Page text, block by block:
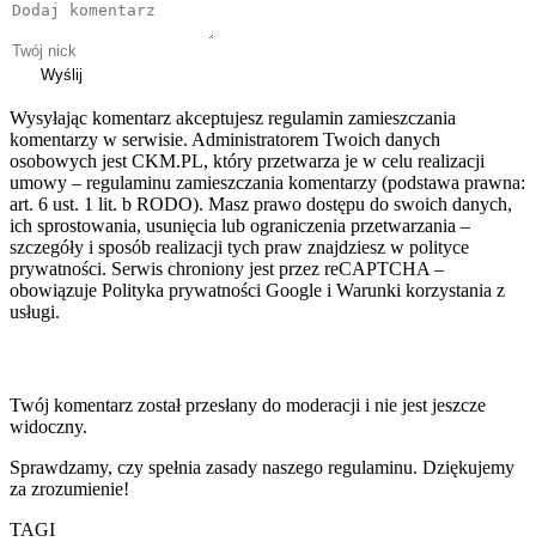
Wyślij
Wysyłając komentarz akceptujesz regulamin zamieszczania
komentarzy w serwisie. Administratorem Twoich danych
osobowych jest CKM.PL, który przetwarza je w celu realizacji
umowy – regulaminu zamieszczania komentarzy (podstawa prawna:
art. 6 ust. 1 lit. b RODO). Masz prawo dostępu do swoich danych,
ich sprostowania, usunięcia lub ograniczenia przetwarzania –
szczegóły i sposób realizacji tych praw znajdziesz w polityce
prywatności. Serwis chroniony jest przez reCAPTCHA –
obowiązuje Polityka prywatności Google i Warunki korzystania z
usługi.
Twój komentarz został przesłany do moderacji i nie jest jeszcze
widoczny.
Sprawdzamy, czy spełnia zasady naszego regulaminu. Dziękujemy
za zrozumienie!
TAGI